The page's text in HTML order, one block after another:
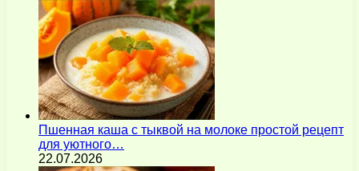
Пшенная каша с тыквой на молоке простой рецепт
для уютного…
22.07.2026